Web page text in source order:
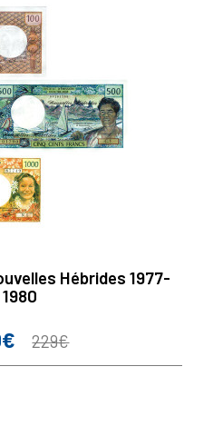
Hébrides 1977-
1980
Prix
229€